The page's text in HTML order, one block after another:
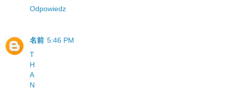
Odpowiedz
名前 5:46 PM
T
H
A
N